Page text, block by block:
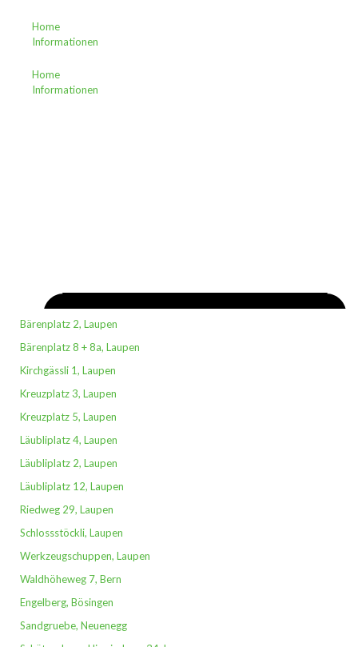
wechseln
Home
Informationen
Burgergemeinde Laupen
Home
Informationen
Burgergemeinde Laupen
Bärenplatz 2, Laupen
Bärenplatz 8 + 8a, Laupen
Kirchgässli 1, Laupen
Kreuzplatz 3, Laupen
Kreuzplatz 5, Laupen
Läubliplatz 4, Laupen
Läubliplatz 2, Laupen
Läubliplatz 12, Laupen
Riedweg 29, Laupen
Schlossstöckli, Laupen
Werkzeugschuppen, Laupen
Waldhöheweg 7, Bern
Engelberg, Bösingen
Sandgruebe, Neuenegg